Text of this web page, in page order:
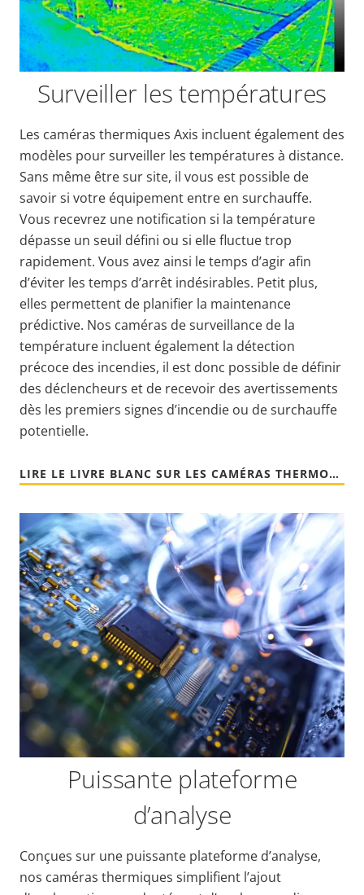
Surveiller les températures
Les caméras thermiques Axis incluent également des
modèles pour surveiller les températures à distance.
Sans même être sur site, il vous est possible de
savoir si votre équipement entre en surchauffe.
Vous recevrez une notification si la température
dépasse un seuil défini ou si elle fluctue trop
rapidement. Vous avez ainsi le temps d’agir afin
d’éviter les temps d’arrêt indésirables. Petit plus,
elles permettent de planifier la maintenance
prédictive. Nos caméras de surveillance de la
température incluent également la détection
précoce des incendies, il est donc possible de définir
des déclencheurs et de recevoir des avertissements
dès les premiers signes d’incendie ou de surchauffe
potentielle.
LIRE LE LIVRE BLANC SUR LES CAMÉRAS THERMOMÉTRIQUES
Puissante plateforme
d’analyse
Conçues sur une puissante plateforme d’analyse,
nos caméras thermiques simplifient l’ajout